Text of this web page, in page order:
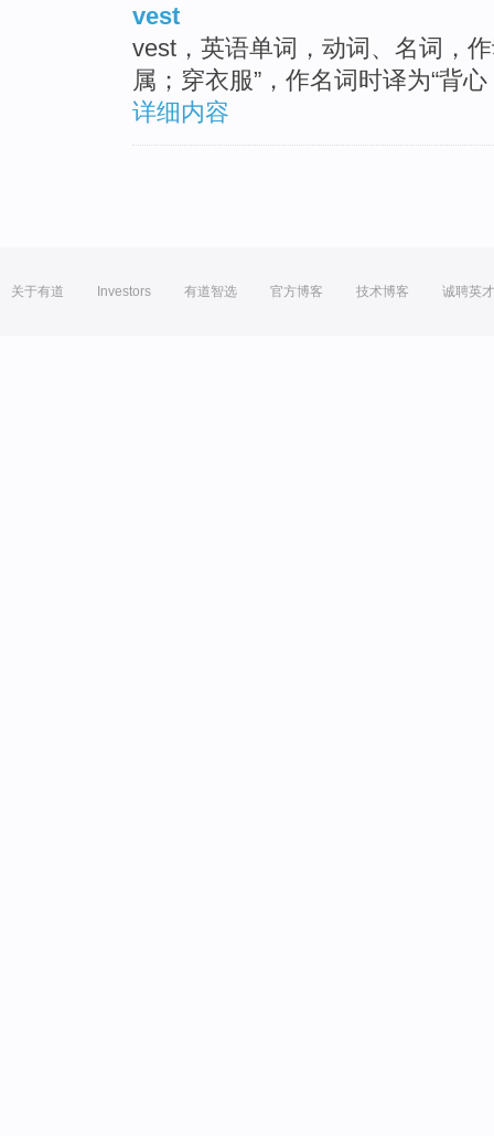
vest
vest，英语单词，动词、名词，
属；穿衣服”，作名词时译为“背心
详细内容
关于有道 Investors 有道智选 官方博客 技术博客 诚聘英才